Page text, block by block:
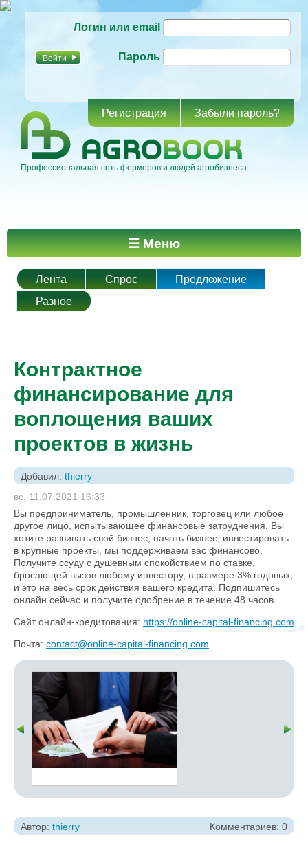
основному
Логин или email
Пароль
Регистрация Забыли пароль?
Профессиональная сеть фермеров и людей агробизнеса
Главное меню ☰ Меню
Лента Спрос
Предложение
Разное
Контрактное
финансирование для
воплощения ваших
проектов в жизнь
Добавил: thierry
вс, 11.07.2021 16:33
Вы предприниматель, промышленник, торговец или любое
другое лицо, испытывающее финансовые затруднения. Вы
хотите развивать свой бизнес, начать бизнес, инвестировать
в крупные проекты, мы поддерживаем вас финансово.
Получите ссуду с душевным спокойствием по ставке,
бросающей вызов любому инвестору, в размере 3% годовых,
и это на весь срок действия вашего кредита. Подпишитесь
онлайн сейчас и получите одобрение в течение 48 часов.
Сайт онлайн-кредитования: https://online-capital-financing.com
Почта: contact@online-capital-financing.com
Автор: thierry Комментариев: 0